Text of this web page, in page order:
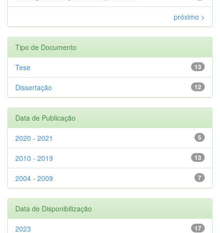
próximo >
Tipo de Documento
13
Tese
12
Dissertação
Data de Publicação
5
2020 - 2021
13
2010 - 2019
7
2004 - 2009
Data de Disponibilização
17
2023